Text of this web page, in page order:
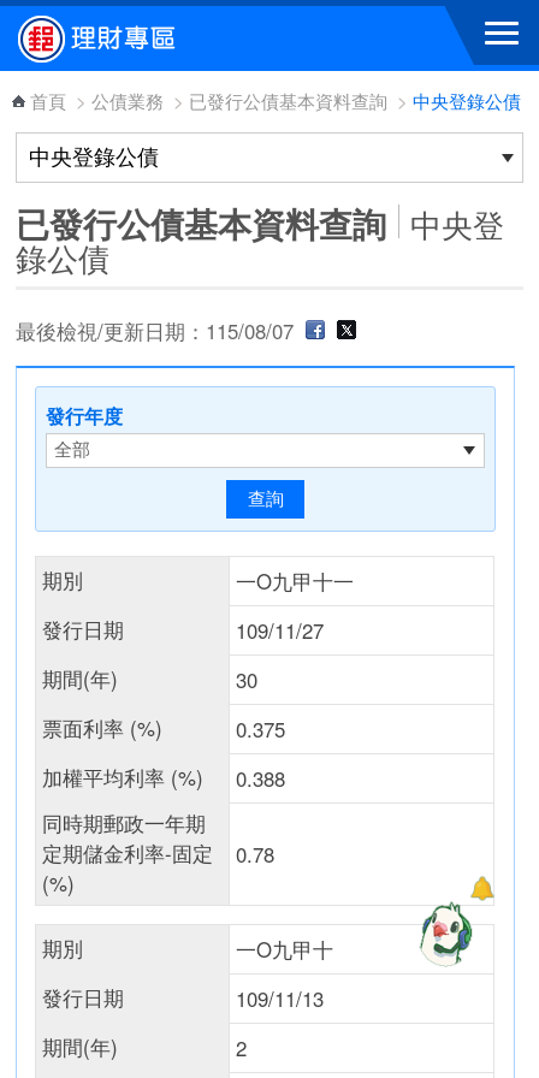
跳到主要內容區塊
首頁 > 公債業務 > 已發行公債基本資料查詢 > 中央登錄公債
已發行公債基本資料查詢 中央登
錄公債
最後檢視/更新日期：115/08/07
發行年度
期別
一O九甲十一
發行日期
109/11/27
期間(年)
30
票面利率 (%)
0.375
加權平均利率 (%)
0.388
同時期郵政一年期
定期儲金利率-固定
(%)
0.78
期別
一O九甲十
發行日期
109/11/13
期間(年)
2